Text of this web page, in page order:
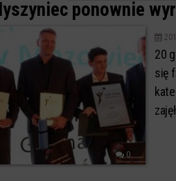
ponownie
0
20
się